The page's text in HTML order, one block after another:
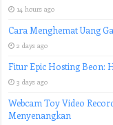
14 hours ago
Cara Menghemat Uang
2 days ago
Fitur Epic Hosting Beon:
3 days ago
Webcam Toy Video
Menyenangkan